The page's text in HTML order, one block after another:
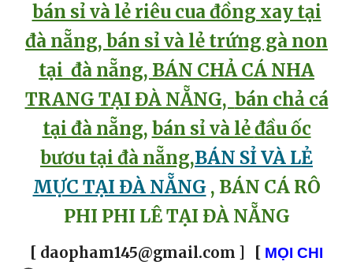
bán sỉ và lẻ riêu cua đồng xay tại
đà nẵng, bán sỉ và lẻ trứng gà non
tại đà nẵng, BÁN CHẢ CÁ NHA
TRANG TẠI ĐÀ NẴNG, bán chả cá
tại đà nẵng, bán sỉ và lẻđầu ốc
bươu tại đà nẵng,BÁN SỈ VÀ LẺ
MỰC TẠI ĐÀ NẴNG , BÁN CÁ RÔ
PHI PHI LÊ TẠI ĐÀ NẴNG
[ daopham145@gmail.com ] [ MỌI CHI